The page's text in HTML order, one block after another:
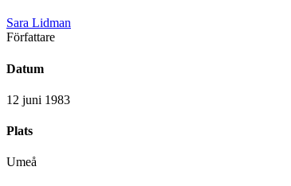
Sara Lidman
Författare
Datum
12 juni 1983
Plats
Umeå